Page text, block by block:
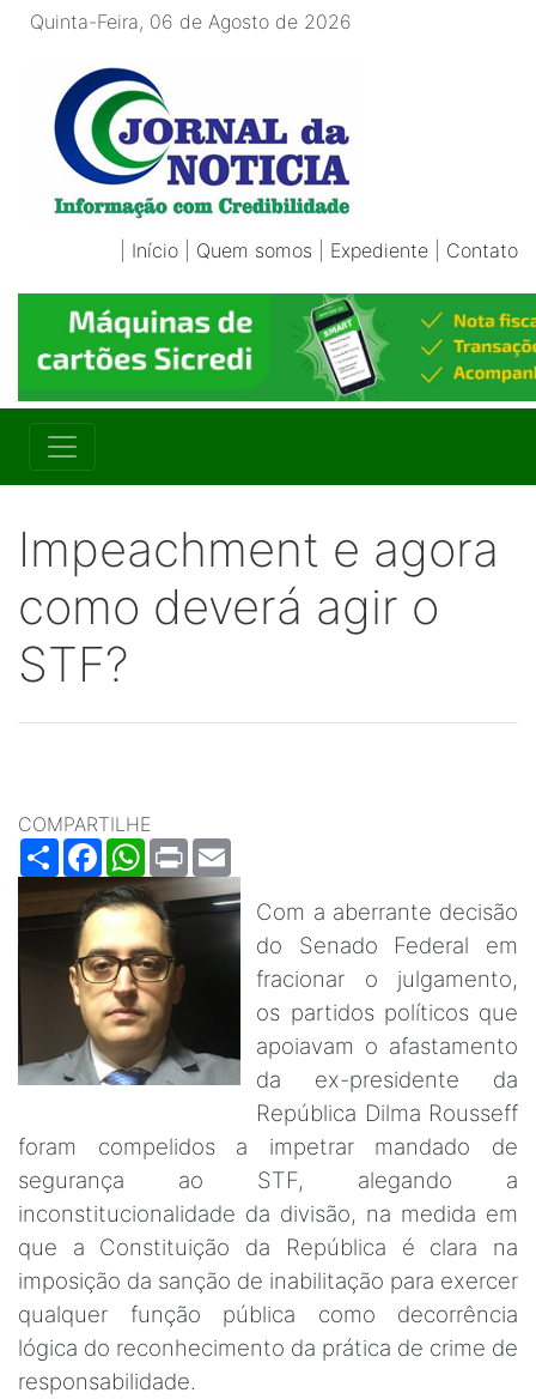
Quinta-Feira, 06 de Agosto de 2026
Início Quem somos Expediente Contato
Impeachment e agora
como deverá agir o
STF?
COMPARTILHE
ShareFacebookWhatsApp
Print
Com a aberrante decisão
do Senado Federal em
fracionar o julgamento,
os partidos políticos que
apoiavam o afastamento
da ex-presidente da
República Dilma Rousseff
foram compelidos a impetrar mandado de
segurança ao STF, alegando a
inconstitucionalidade da divisão, na medida em
que a Constituição da República é clara na
imposição da sanção de inabilitação para exercer
qualquer função pública como decorrência
lógica do reconhecimento da prática de crime de
responsabilidade.